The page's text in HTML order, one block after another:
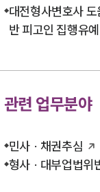
대전형사변호사
반 피고인 집행유
관련 업무분야
민사 · 채권추심
형사 · 대부업법위